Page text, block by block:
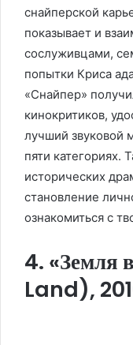
снайперской
показывает и
сослуживцами,
попытки Криса
«Снайпер»
кинокритиков,
лучший звуковой
пяти категориях.
исторических
становление
ознакомиться с
4. «Земля
Land),